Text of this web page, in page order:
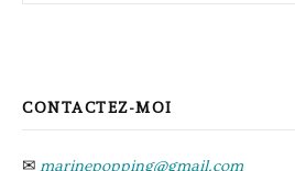
CONTACTEZ-MOI
✉ marinepopping@gmail.com